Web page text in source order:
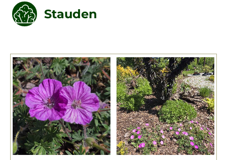
Stauden